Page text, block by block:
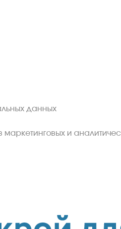
данных
и